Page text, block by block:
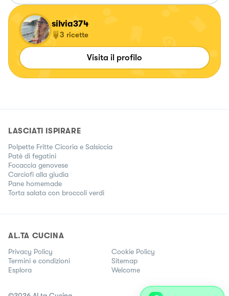
silvia374
3 ricette
Visita il profilo
LASCIATI ISPIRARE
Polpette Fritte Cicoria e Salsiccia
Patè di fegatini
Focaccia genovese
Carciofi alla giudia
Pane homemade
Torta salata con broccoli verdi
AL.TA CUCINA
Privacy Policy
Cookie Policy
Termini e condizioni
Sitemap
Esplora
Welcome